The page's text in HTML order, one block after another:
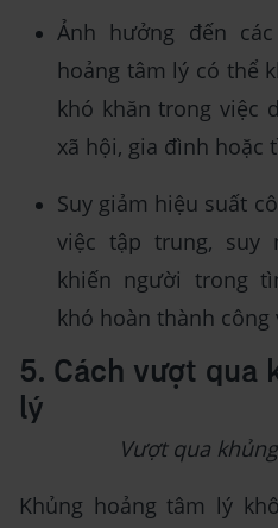
Ảnh hưởng đến
hoảng tâm lý có thể
khó khăn trong việc
xã hội, gia đình hoặc
Suy giảm hiệu suất
việc tập trung, suy
khiến người trong
khó hoàn thành công
5. Cách vượt qua
lý
Vượt qua
Khủng hoảng tâm lý